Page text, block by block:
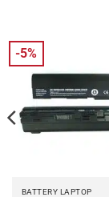
-5%
BATTERY LAPTOP